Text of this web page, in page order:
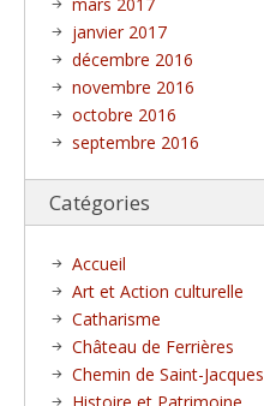
janvier 2017
décembre 2016
novembre 2016
octobre 2016
septembre 2016
Catégories
Accueil
Art et Action culturelle
Catharisme
Château de Ferrières
Chemin de Saint-Jacques